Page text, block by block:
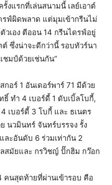
งแรกที่เล่นสนามนี้ เลย์เอาต์
รฟ์ผิดพลาด แต่มุมเข้ากรีนไม่
วเอง ตีออน 14 กรีนไดรฟ์อยู่
ซึ่งน่าจะดีกว่านี้ รอบทัวร์นา
ชมป์ด้วยเช่นกัน”
อร์ 1 อันเดอร์พาร์ 71 มีด้วย
ทำ 4 เบอร์ดี้ 1 ดับเบิ้ลโบกี้,
เบอร์ดี้ 3 โบกี้ และ ธเนตร
นวมินทร์ จันทร์บรรจง รั้ง
ละอันดับ 6 ร่วมเท่ากัน 2
สมัยและ กรวิชญ์ ปั๊กฮิม กว๊อก
นสุดท้ายที่ผ่านเข้ารอบ คือ